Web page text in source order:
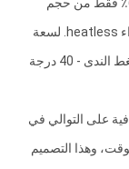
تجديد المجففة. التدفئة تسمح للمجففات للاستهلاك 6٪ فقط من حجم
لهذا الغرض أقل بكثير مما هو مطلوب لمجففات الهواء heatless. لسعة
من 0.7 إلى 510m3 / دقيقة، وهذه النقطة منفذ الضغط الندى - 40 درجة
على التوالي في
وهذا التصميم